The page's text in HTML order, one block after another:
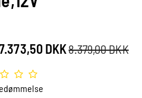
DKK8.379,00 DKK